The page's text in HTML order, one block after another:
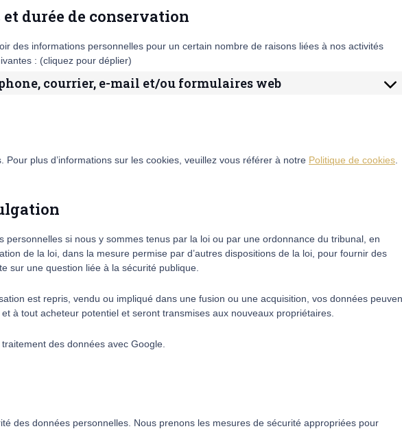
durée de conservation
des informations personnelles pour un certain nombre de raisons liées à nos activités
: (cliquez pour déplier)
courrier, e-mail et/ou formulaires web
Pour plus d’informations sur les cookies, veuillez vous référer à notre Politique de cookies
personnelles si nous y sommes tenus par la loi ou par une ordonnance du tribunal, en
de la loi, dans la mesure permise par d’autres dispositions de la loi, pour fournir des
sur une question liée à la sécurité publique.
est repris, vendu ou impliqué dans une fusion ou une acquisition, vos données
à tout acheteur potentiel et seront transmises aux nouveaux propriétaires.
des données avec Google.
des données personnelles. Nous prenons les mesures de sécurité appropriées pour